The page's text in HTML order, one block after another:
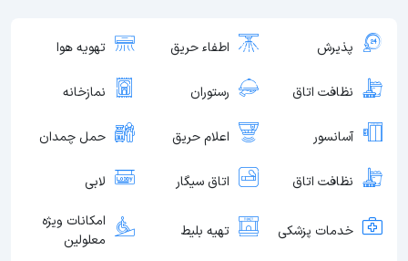
پذیرش اطفاء حریق تهویه هوا
نظافت اتاق رستوران نمازخانه
آسانسور اعلام حریق حمل چمدان
نظافت اتاق اتاق سیگار لابی
خدمات پزشکی تهیه بلیط
امکانات ویژه
معلولین